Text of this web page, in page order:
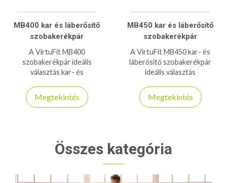
MB400 kar és láberősítő
szobakerékpár
A VirtuFit MB400
szobakerékpár ideális
választás kar- és
mágneses ellenállással és LCD
kijelzővel.
Megtekintés
MB450 kar és láberősítő
szobakerékpár
A VirtuFit MB450 kar- és
láberősítő szobakerékpár
ideális választás
edzéshez, 12 fokozatú
elektromos ellenállással és
Megtekintés
Összes kategória